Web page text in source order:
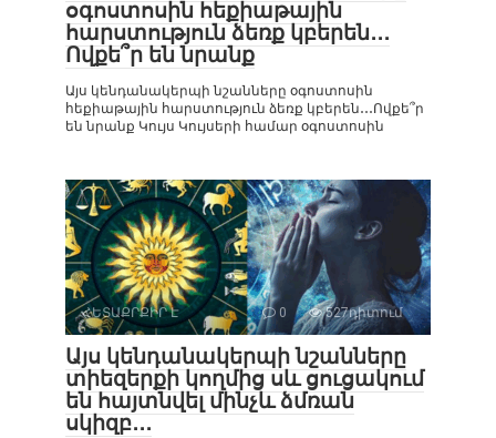
օգոստոսին հեքիաթային
հարստություն ձեռք կբերեն․․․
Ովքե՞ր են նրանք
Այս կենդանակերպի նշանները օգոստոսին
հեքիաթային հարստություն ձեռք կբերեն․․․Ովքե՞ր
են նրանք Կույս Կույսերի համար օգոստոսին
ՀԵՏԱՔՐՔԻՐ Է 0 527դիտում
Այս կենդանակերպի նշանները
տիեզերքի կողմից սև ցուցակում
են հայտնվել մինչև ձմռան
սկիզբ․․․